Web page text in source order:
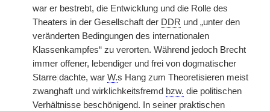
war er bestrebt, die Entwicklung und die Rolle des
Theaters in der Gesellschaft der DDR und „unter den
veränderten Bedingungen des internationalen
Klassenkampfes“ zu verorten. Während jedoch Brecht
immer offener, lebendiger und frei von dogmatischer
Starre dachte, war W.s Hang zum Theoretisieren meist
zwanghaft und wirklichkeitsfremd bzw. die politischen
Verhältnisse beschönigend. In seiner praktischen